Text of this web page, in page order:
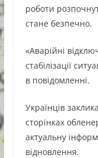
роботи
стане безпечно.
«Аварійні
стабілізації
в повідомленні.
Українців
сторінках
актуальну
відновлення.